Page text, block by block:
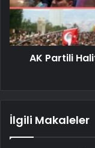
AK Partili
İlgili Makaleler